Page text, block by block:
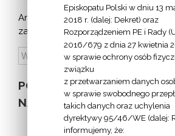
Archiwum
zapowiedzi:
POZOSTAŁE
NA STRONIE
Episkopatu Polski w dniu 13
2018 r. (dalej: Dekret) oraz
Rozporządzeniem PE i Rady
2016/679 z dnia 27 kwietnia
w sprawie ochrony osób
związku
z przetwarzaniem danych
w sprawie swobodnego
takich danych oraz uchylenia
dyrektywy 95/46/WE (dalej:
informujemy, że: